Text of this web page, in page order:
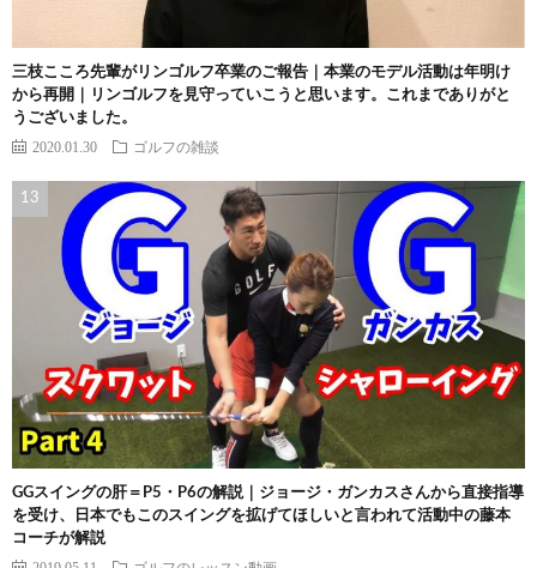
三枝こころ先輩がリンゴルフ卒業のご報告｜本業のモデル活動は年明け
から再開｜リンゴルフを見守っていこうと思います。これまでありがと
うございました。
2020.01.30 ゴルフの雑談
GGスイングの肝＝P5・P6の解説｜ジョージ・ガンカスさんから直接指導
を受け、日本でもこのスイングを拡げてほしいと言われて活動中の藤本
コーチが解説